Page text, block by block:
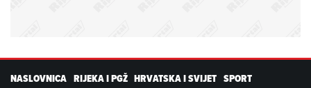
NASLOVNICA RIJEKA I PGŽ HRVATSKA I SVIJET SPORT